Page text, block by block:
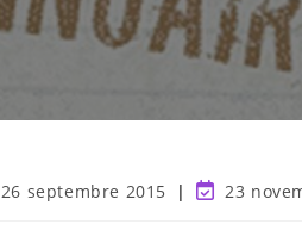
26 septembre 2015 23